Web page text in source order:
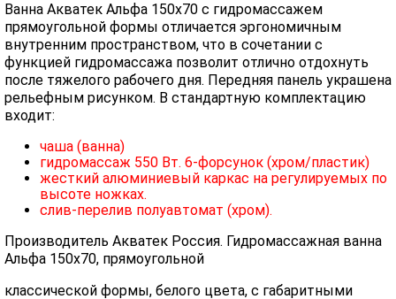
Ванна Акватек Альфа 150х70 с гидромассажем
прямоугольной формы отличается эргономичным
внутренним пространством, что в сочетании с
функцией гидромассажа позволит отлично отдохнуть
после тяжелого рабочего дня. Передняя панель украшена
рельефным рисунком. В стандартную комплектацию
входит:
чаша (ванна)
гидромассаж 550 Вт. 6-форсунок (хром/пластик)
жесткий алюминиевый каркас на регулируемых по
высоте ножках.
слив-перелив полуавтомат (хром).
Производитель Акватек Россия. Гидромассажная ванна
Альфа 150х70, прямоугольной
классической формы, белого цвета, с габаритными